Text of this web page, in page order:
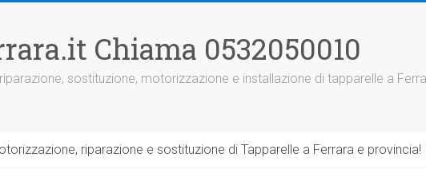
Chiama 0532050010
sostituzione, motorizzazione e installazione di tapparelle a
riparazione e sostituzione di Tapparelle a Ferrara e provincia!